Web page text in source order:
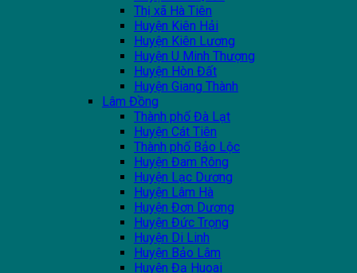
Thị xã Hà Tiên
Huyện Kiên Hải
Huyện Kiên Lương
Huyện U Minh Thượng
Huyện Hòn Đất
Huyện Giang Thành
Lâm Đồng
Thành phố Đà Lạt
Huyện Cát Tiên
Thành phố Bảo Lộc
Huyện Đam Rông
Huyện Lạc Dương
Huyện Lâm Hà
Huyện Đơn Dương
Huyện Đức Trọng
Huyện Di Linh
Huyện Bảo Lâm
Huyện Đạ Huoai